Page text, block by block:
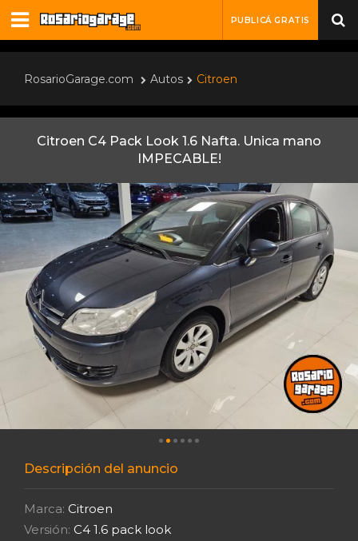
PUBLICÁ GRATIS
RosarioGarage.com Autos Citroen
Citroen C4 Pack Look 1.6 Nafta. Unica mano
IMPECABLE!
Descripción del anuncio
Marca: Citroen
Versión: C4 1.6 pack look